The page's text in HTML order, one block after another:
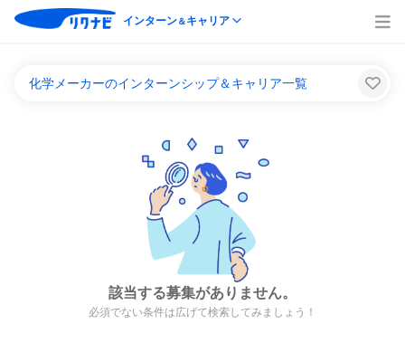
インターン＆キャリア
化学メーカーのインターンシップ＆キャリア一覧
該当する募集がありません。
必須でない条件は広げて検索してみましょう！